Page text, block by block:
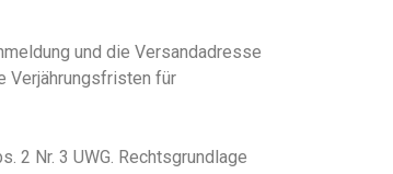
und die Versandadresse
Verjährungsfristen für
2 Nr. 3 UWG. Rechtsgrundlage